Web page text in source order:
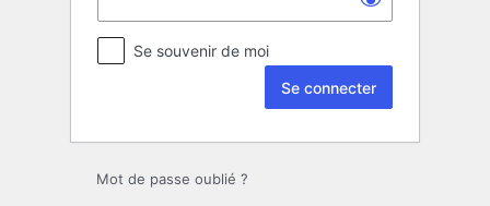
Se souvenir de moi
Mot de passe oublié ?